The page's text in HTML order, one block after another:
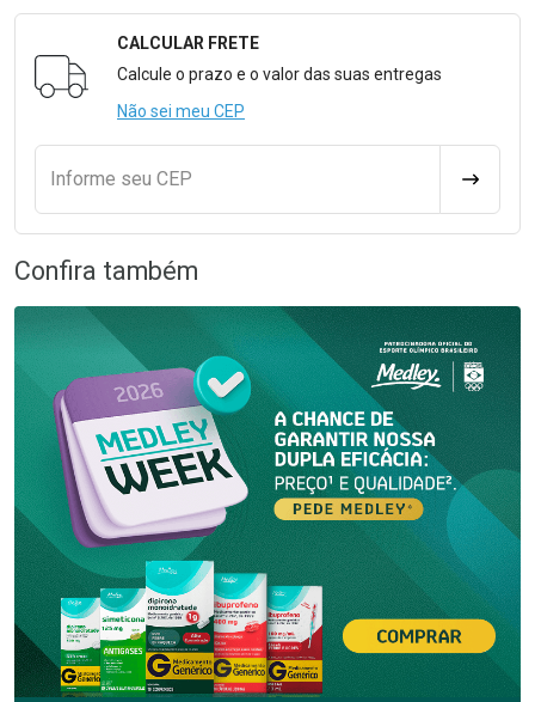
Formulário para Calcular o Frete
CALCULAR FRETE
Calcule o prazo e o valor das suas entregas
Não sei meu CEP
Informe seu CEP
Confira também